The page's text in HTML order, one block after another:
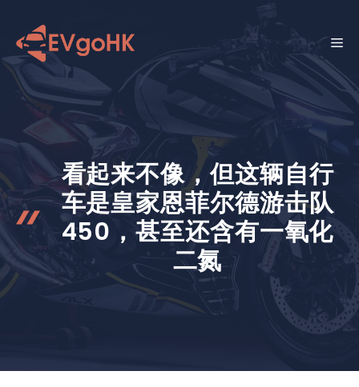
内
菜
单
看起来不像，但这辆自行
车是皇家恩菲尔德游击队
450，甚至还含有一氧化
二氮